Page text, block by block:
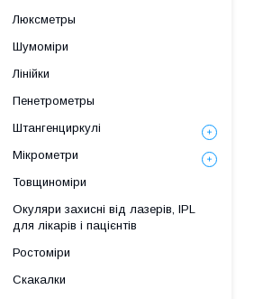
Люксметры
Шумоміри
Лінійки
Пенетрометры
Штангенциркулі
Мікрометри
Товщиноміри
Окуляри захисні від лазерів, IPL
для лікарів і пацієнтів
Ростоміри
Скакалки